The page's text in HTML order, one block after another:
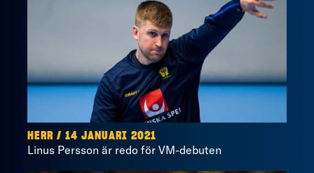
HERR / 14 JANUARI 2021
Linus Persson är redo för VM-debuten